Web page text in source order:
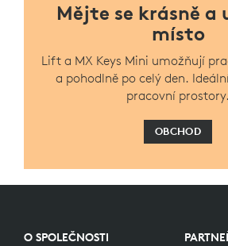
Mějte se krásně a
místo
Lift a MX Keys Mini umožňují
a pohodlně po celý den.
pracovní prostory.
OBCHOD
O SPOLEČNOSTI